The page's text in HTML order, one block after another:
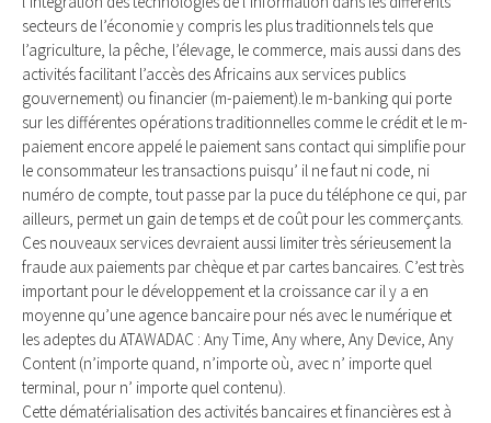
secteurs de l’économie y compris les plus traditionnels tels que
l’agriculture, la pêche, l’élevage, le commerce, mais aussi dans des
activités facilitant l’accès des Africains aux services publics
gouvernement) ou financier (m-paiement).le m-banking qui porte
sur les différentes opérations traditionnelles comme le crédit et le m-
paiement encore appelé le paiement sans contact qui simplifie pour
le consommateur les transactions puisqu’ il ne faut ni code, ni
numéro de compte, tout passe par la puce du téléphone ce qui, par
ailleurs, permet un gain de temps et de coût pour les commerçants.
Ces nouveaux services devraient aussi limiter très sérieusement la
fraude aux paiements par chèque et par cartes bancaires. C’est très
important pour le développement et la croissance car il y a en
moyenne qu’une agence bancaire pour nés avec le numérique et
les adeptes du ATAWADAC : Any Time, Any where, Any Device, Any
Content (n’importe quand, n’importe où, avec n’ importe quel
terminal, pour n’ importe quel contenu).
Cette dématérialisation des activités bancaires et financières est à